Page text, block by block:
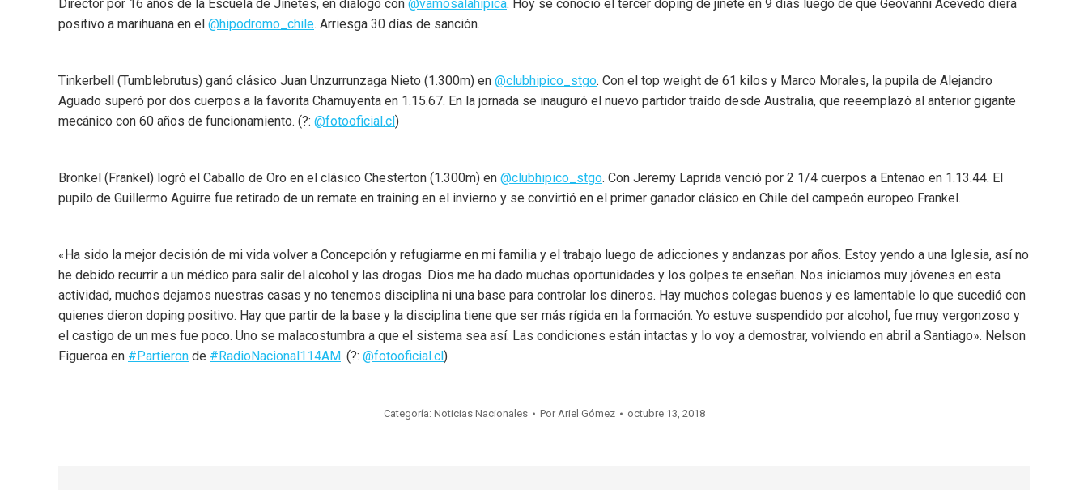
Director por 16 años de la Escuela de Jinetes, en diálogo con @vamosalahipica. Hoy se conoció el tercer dóping de jinete en 9 días luego de que Geovanni Acevedo diera
positivo a marihuana en el @hipodromo_chile. Arriesga 30 días de sanción.
Tinkerbell (Tumblebrutus) ganó clásico Juan Unzurrunzaga Nieto (1.300m) en @clubhipico_stgo. Con el top weight de 61 kilos y Marco Morales, la pupila de Alejandro
Aguado superó por dos cuerpos a la favorita Chamuyenta en 1.15.67. En la jornada se inauguró el nuevo partidor traído desde Australia, que reeemplazó al anterior gigante
mecánico con 60 años de funcionamiento. (?: @fotooficial.cl)
Bronkel (Frankel) logró el Caballo de Oro en el clásico Chesterton (1.300m) en @clubhipico_stgo. Con Jeremy Laprida venció por 2 1/4 cuerpos a Entenao en 1.13.44. El
pupilo de Guillermo Aguirre fue retirado de un remate en training en el invierno y se convirtió en el primer ganador clásico en Chile del campeón europeo Frankel.
«Ha sido la mejor decisión de mi vida volver a Concepción y refugiarme en mi familia y el trabajo luego de adicciones y andanzas por años. Estoy yendo a una Iglesia, así no
he debido recurrir a un médico para salir del alcohol y las drogas. Dios me ha dado muchas oportunidades y los golpes te enseñan. Nos iniciamos muy jóvenes en esta
actividad, muchos dejamos nuestras casas y no tenemos disciplina ni una base para controlar los dineros. Hay muchos colegas buenos y es lamentable lo que sucedió con
quienes dieron doping positivo. Hay que partir de la base y la disciplina tiene que ser más rígida en la formación. Yo estuve suspendido por alcohol, fue muy vergonzoso y
el castigo de un mes fue poco. Uno se malacostumbra a que el sistema sea así. Las condiciones están intactas y lo voy a demostrar, volviendo en abril a Santiago». Nelson
Figueroa en #Partieron de #RadioNacional114AM. (?: @fotooficial.cl)
Categoría: Noticias Nacionales PorAriel Gómez octubre 13, 2018